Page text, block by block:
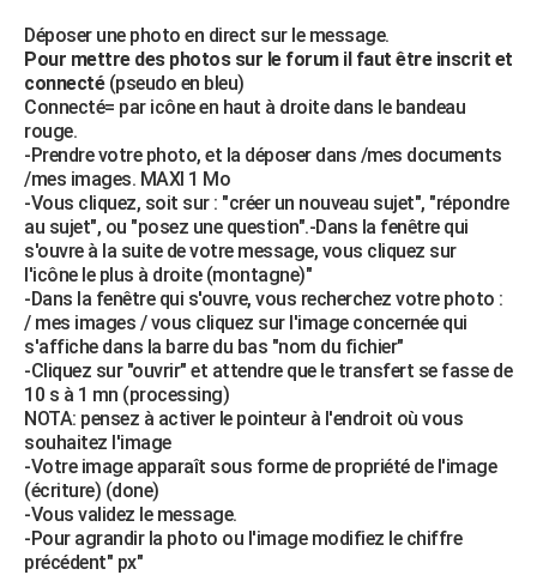
Déposer une photo en direct sur le message.
Pour mettre des photos sur le forum il faut être inscrit et
connecté (pseudo en bleu)
Connecté= par icône en haut à droite dans le bandeau
rouge.
-Prendre votre photo, et la déposer dans /mes documents
/mes images. MAXI 1 Mo
-Vous cliquez, soit sur : "créer un nouveau sujet", "répondre
au sujet", ou "posez une question".-Dans la fenêtre qui
s'ouvre à la suite de votre message, vous cliquez sur
l'icône le plus à droite (montagne)"
-Dans la fenêtre qui s'ouvre, vous recherchez votre photo :
/ mes images / vous cliquez sur l'image concernée qui
s'affiche dans la barre du bas "nom du fichier"
-Cliquez sur "ouvrir" et attendre que le transfert se fasse de
10 s à 1 mn (processing)
NOTA: pensez à activer le pointeur à l'endroit où vous
souhaitez l'image
-Votre image apparaît sous forme de propriété de l'image
(écriture) (done)
-Vous validez le message.
-Pour agrandir la photo ou l'image modifiez le chiffre
précédent" px"